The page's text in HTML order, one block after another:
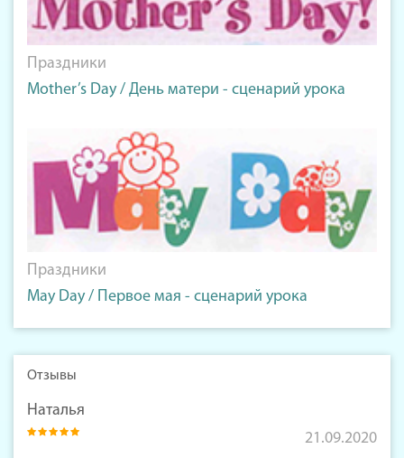
Праздники
Mother’s Day / День матери - сценарий урока
Праздники
May Day / Первое мая - сценарий урока
Отзывы
Наталья
21.09.2020